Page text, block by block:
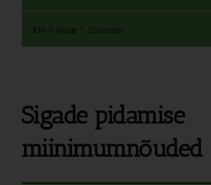
KM 9 Nõue 5: Söötmine
Sigade pidamise
miinimumnõuded